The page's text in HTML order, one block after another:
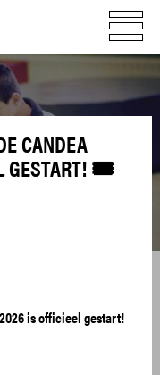
CANDEA
GESTART! 🎟️
is officieel gestart!